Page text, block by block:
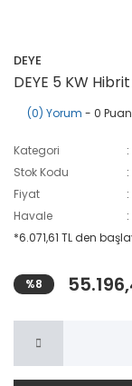
DEYE
DEYE 5 KW
(0) Yorum - 0 Puan
Kategori
Stok Kodu
Fiyat
Havale
*6.071,61 TL den
%8